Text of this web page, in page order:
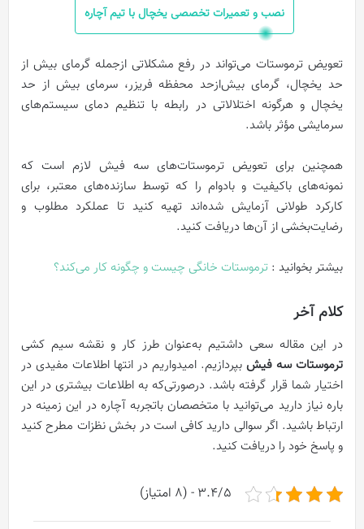
نصب و تعمیرات تخصصی یخچال با تیم آچاره
تعویض ترموستات می‌تواند در رفع مشکلاتی ازجمله گرمای بیش ‌از
حد یخچال، گرمای بیش‌ازحد محفظه فریزر، سرمای بیش ‌از حد
یخچال و هرگونه اختلالاتی در رابطه با تنظیم دمای سیستم‌های
سرمایشی مؤثر باشد.
همچنین برای تعویض ترموستات‌های سه فیش لازم است که
نمونه‌های باکیفیت و بادوام را که توسط سازنده‌های معتبر، برای
کارکرد طولانی آزمایش شده‌اند تهیه کنید تا عملکرد مطلوب و
رضایت‌بخشی از آن‌ها دریافت کنید.
بیشتر بخوانید : ترموستات‌ خانگی چیست و چگونه کار می‌کند؟
کلام آخر
در این مقاله سعی داشتیم به‌عنوان طرز کار و نقشه سیم کشی
ترموستات سه فیش بپردازیم. امیدواریم در انتها اطلاعات مفیدی در
اختیار شما قرار گرفته باشد. درصورتی‌که به اطلاعات بیشتری در این
‌باره نیاز دارید می‌توانید با متخصصان باتجربه آچاره در این زمینه در
ارتباط باشید. اگر سوالی دارید کافی است در بخش نظزات مطرح کنید
و پاسخ خود را دریافت کنید.
3.4/5 - (8 امتیاز)